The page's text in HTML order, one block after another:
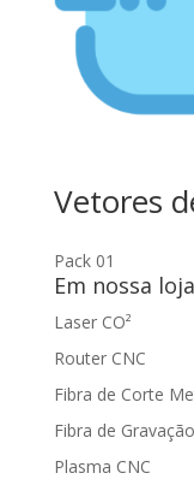
Vetores
Pack 01
Em nossa loja
Laser CO²
Router CNC
Fibra de Corte
Fibra de
Plasma CNC